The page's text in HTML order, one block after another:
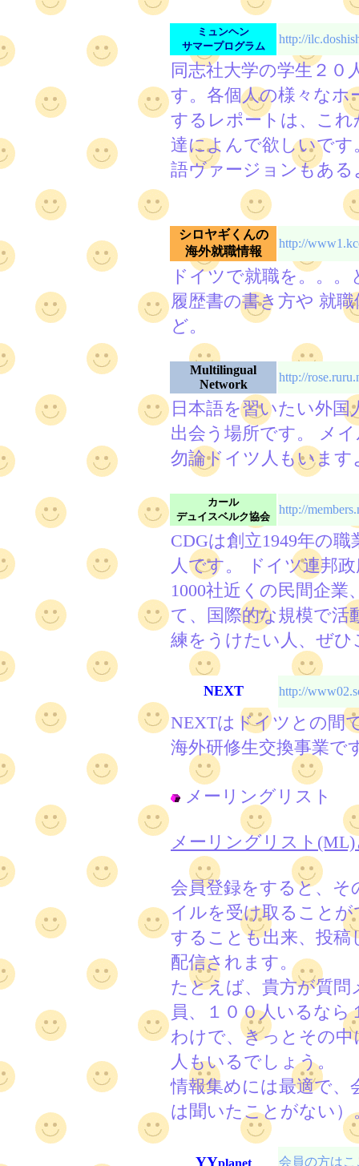
ミュンヘン
サマープログラム
http://
同志社大学の学生２
す。各個人の様々な
するレポートは、こ
達によんで欲しいで
語ヴァージョンもある
シロヤギくんの
海外就職情報
http://
ドイツで就職を。。
履歴書の書き方や 就
ど。
Multilingual
Network
http://
日本語を習いたい外
出会う場所です。 メ
勿論ドイツ人もいます
カール
デュイスベルク協会
http://
CDGは創立1949年の
人です。 ドイツ連邦
1000社近くの民間企
て、国際的な規模で
練をうけたい人、ぜ
NEXT http://
NEXTはドイツとの間
海外研修生交換事業で
メーリングリスト
メーリングリスト
会員登録をすると、
イルを受け取ること
することも出来、投
配信されます。
たとえば、貴方が質
員、１００人いるな
わけで、きっとその
人もいるでしょう。
情報集めには最適で、
は聞いたことがない）
YYplanet 会員の方はこ